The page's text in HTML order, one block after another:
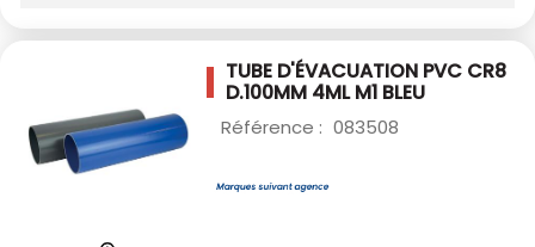
TUBE D'ÉVACUATION PVC CR8
D.100MM 4ML M1 BLEU
Référence : 083508